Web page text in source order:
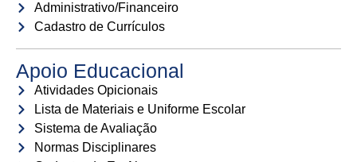
Administrativo/Financeiro
Cadastro de Currículos
Apoio Educacional
Atividades Opicionais
Lista de Materiais e Uniforme Escolar
Sistema de Avaliação
Normas Disciplinares